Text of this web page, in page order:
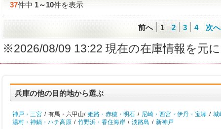
37件中1～10件を表示
前へ 1 2 3 4 次へ
※2026/08/09 13:22 現在の在庫情報を元
兵庫の他の目的地から選ぶ
神戸・三宮 / 有馬・六甲山/ 姫路・赤穂・明石 / 尼崎・西宮・伊丹・宝塚 / 城
湯村・神鍋・ハチ高原 / 竹野浜・香住海岸 / 淡路島 / 新神戸